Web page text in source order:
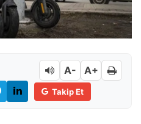
A- A+
Takip Et